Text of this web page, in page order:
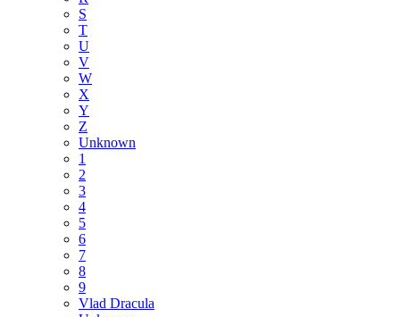
S
T
U
V
W
X
Y
Z
Unknown
1
2
3
4
5
6
7
8
9
Vlad Dracula